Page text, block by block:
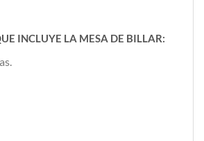
INCLUYE LA MESA DE BILLAR: